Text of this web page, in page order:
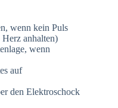
wenn kein Puls
anhalten)
wenn
auf
den Elektroschock